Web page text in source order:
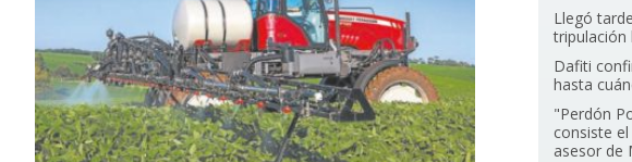
Llegó
Dafiti
hasta
"Perdón
consiste
asesor de